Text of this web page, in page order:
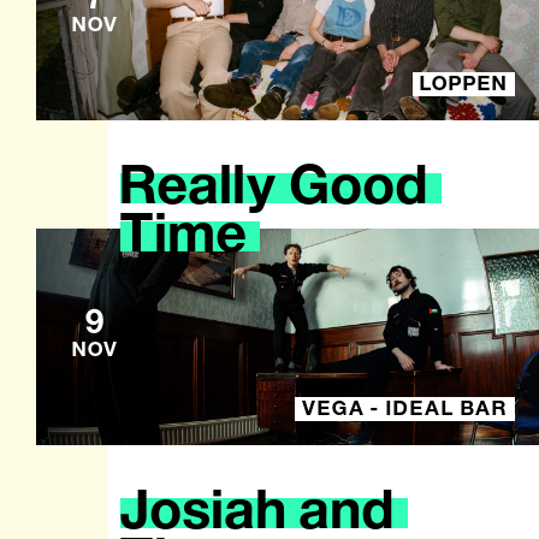
NOV
LOPPEN
9
NOV
ReallyGood
Time
VEGA - IDEAL BAR
Josiahand